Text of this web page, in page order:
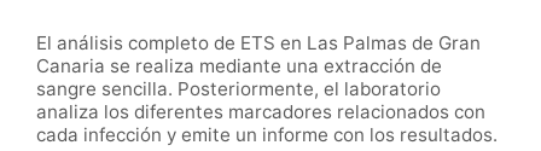
El análisis completo de ETS en Las Palmas de Gran
Canaria se realiza mediante una extracción de
sangre sencilla. Posteriormente, el laboratorio
analiza los diferentes marcadores relacionados con
cada infección y emite un informe con los resultados.